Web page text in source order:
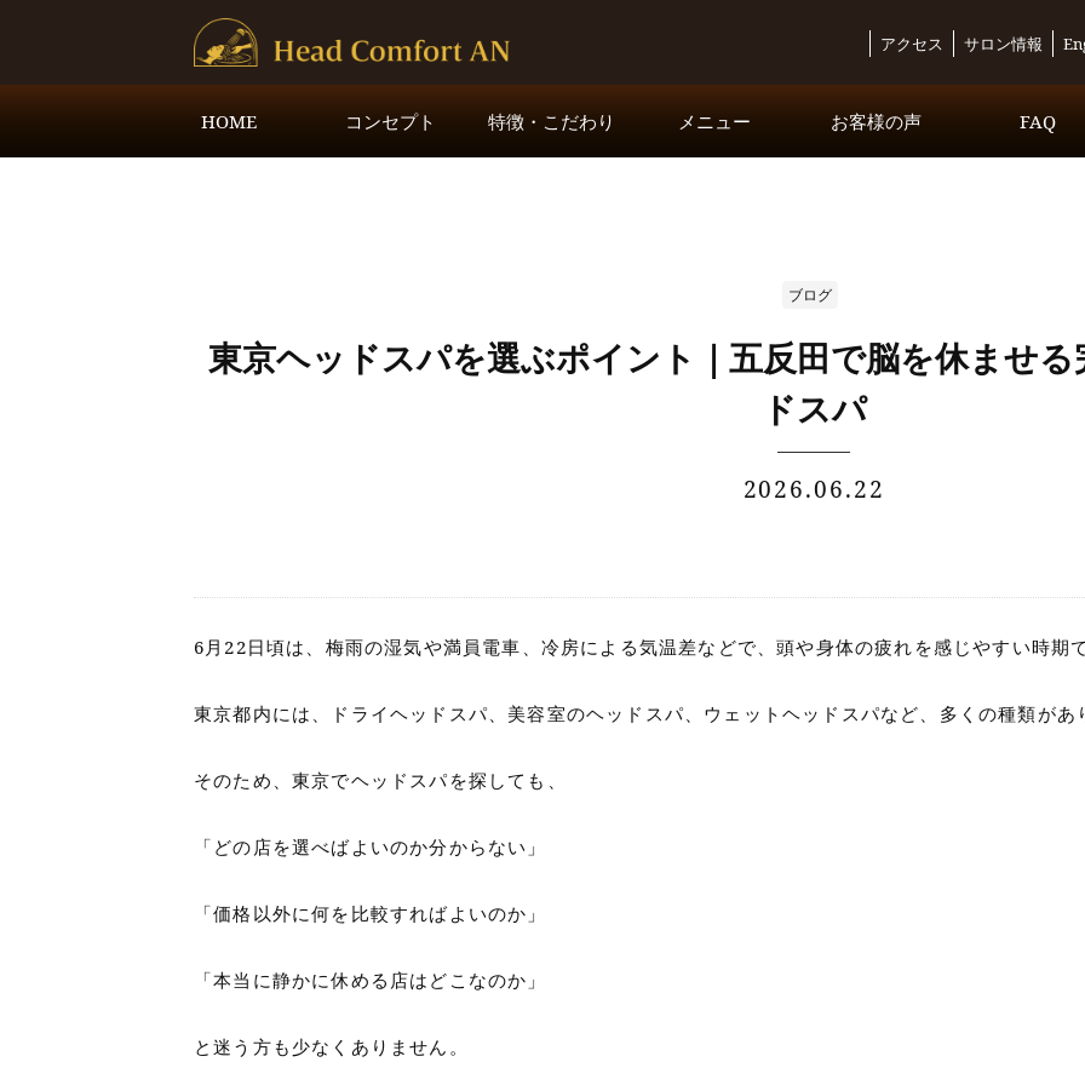
アクセス サロン情報
HOME コンセプト 特徴・こだわり メニュー お客様の声 FAQ
ブログ
東京ヘッドスパを選ぶポイント｜五反田で脳を休ませ
ドスパ
2026.06.22
6月22日頃は、梅雨の湿気や満員電車、冷房による気温差などで、頭や身体の疲れを感じやすい時期で
東京都内には、ドライヘッドスパ、美容室のヘッドスパ、ウェットヘッドスパなど、多くの種類があ
そのため、東京でヘッドスパを探しても、
「どの店を選べばよいのか分からない」
「価格以外に何を比較すればよいのか」
「本当に静かに休める店はどこなのか」
と迷う方も少なくありません。